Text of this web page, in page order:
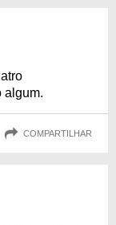
algum.
COMPARTILHAR